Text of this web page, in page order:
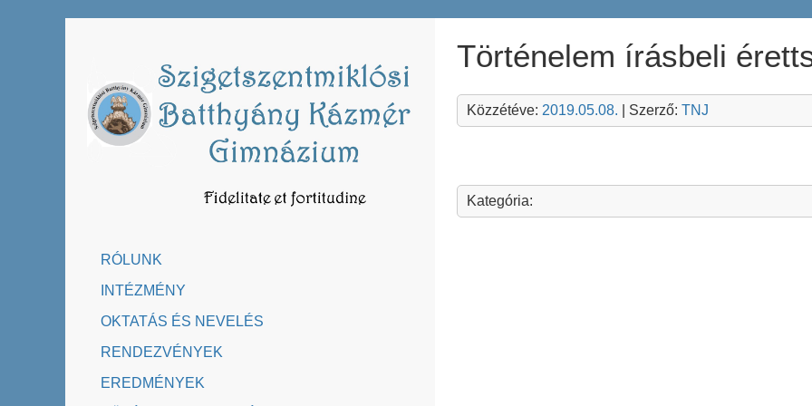
RÓLUNK
INTÉZMÉNY
OKTATÁS ÉS NEVELÉS
RENDEZVÉNYEK
EREDMÉNYEK
Történelem írásbeli
Közzétéve: 2019.05.08. | Szerző: TNJ
Kategória: